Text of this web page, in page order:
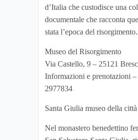
d’Italia che custodisce una
documentale che racconta
stata l’epoca del risorgimento.
Museo del Risorgimento
Via Castello, 9 – 25121
Informazioni e prenotazioni –
2977834
Santa Giulia museo della città
Nel monastero benedettino